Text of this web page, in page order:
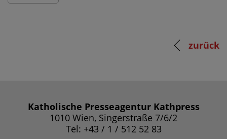
zurück
Katholische Presseagentur Kathpress
1010 Wien, Singerstraße 7/6/2
Tel: +43 / 1 / 512 52 83